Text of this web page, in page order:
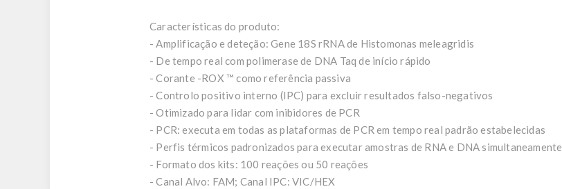
Características do produto:
- Amplificação e deteção: Gene 18S rRNA de Histomonas meleagridis
- De tempo real com polimerase de DNA Taq de início rápido
- Corante -ROX ™ como referência passiva
- Controlo positivo interno (IPC) para excluir resultados falso-negativos
- Otimizado para lidar com inibidores de PCR
- PCR: executa em todas as plataformas de PCR em tempo real padrão estabelecidas
- Perfis térmicos padronizados para executar amostras de RNA e DNA simultaneamente
- Formato dos kits: 100 reações ou 50 reações
- Canal Alvo: FAM; Canal IPC: VIC/HEX